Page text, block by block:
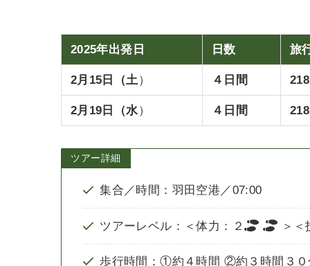
2025年出発日 日数 旅
2月15日（土） ４日間
2月19日（水） ４日間
ツアー詳細
集合／時間：羽田空港／07:00
ツアーレベル：＜体力：２ ＞
歩行時間：①約４時間 ②約３時間３